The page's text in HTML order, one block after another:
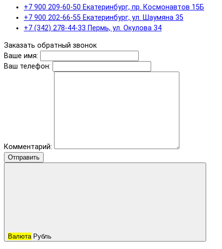
+7 900 209-60-50 Екатеринбург, пр. Космонавтов 15Б
+7 900 202-66-55 Екатеринбург, ул. Шаумяна 35
+7 (342) 278-44-33 Пермь, ул. Окулова 34
Заказать обратный звонок
Ваше имя:
Ваш телефон:
Комментарий:
Отправить
Валюта Рубль